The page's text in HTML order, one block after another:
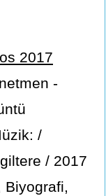
2017
-
/
/ 2017
Biyografi,